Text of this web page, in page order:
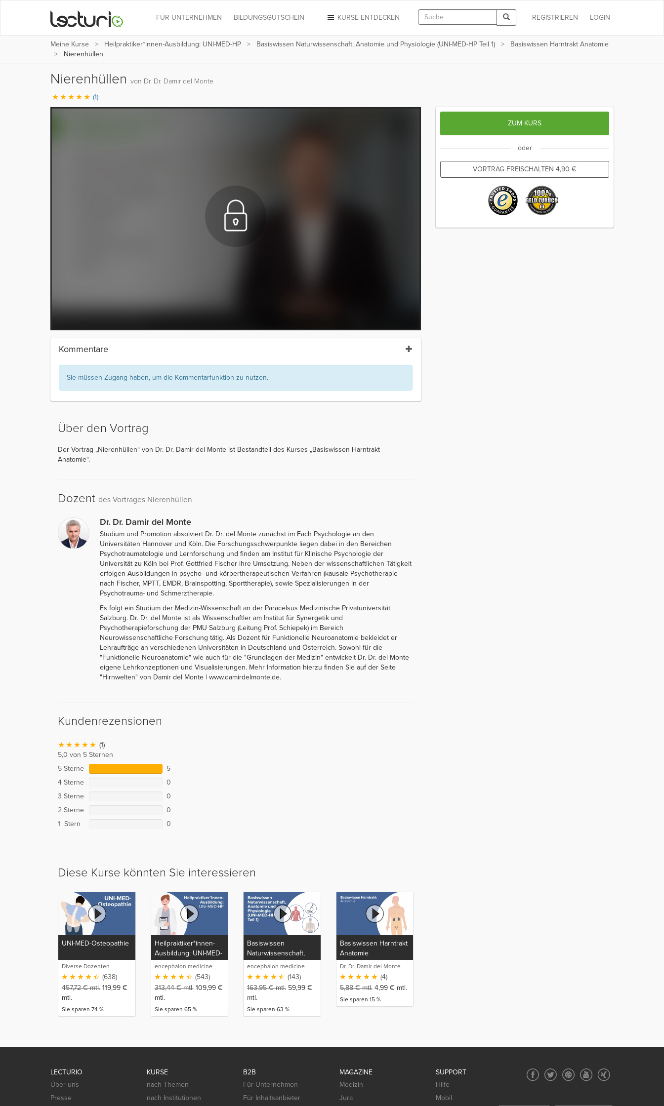
LOGIN
REGISTRIEREN
KURSE ENTDECKEN
FÜR UNTERNEHMEN BILDUNGSGUTSCHEIN
Meine Kurse Heilpraktiker*innen-Ausbildung: UNI-MED-HP Basiswissen Naturwissenschaft, Anatomie und Physiologie (UNI-MED-HP Teil 1)
Basiswissen Harntrakt Anatomie
Nierenhüllen
Nierenhüllen von Dr. Dr. Damir del Monte
(1)
Kommentare
Sie müssen Zugang haben, um die Kommentarfunktion zu nutzen.
Über den Vortrag
Der Vortrag „Nierenhüllen“ von Dr. Dr. Damir del Monte ist Bestandteil des Kurses „Basiswissen Harntrakt
Anatomie“.
Dozent des Vortrages Nierenhüllen
Dr. Dr. Damir del Monte
Studium und Promotion absolviert Dr. Dr. del Monte zunächst im Fach Psychologie an den
Universitäten Hannover und Köln. Die Forschungsschwerpunkte liegen dabei in den Bereichen
Psychotraumatologie und Lernforschung und finden am Institut für Klinische Psychologie der
Universität zu Köln bei Prof. Gottfried Fischer ihre Umsetzung. Neben der wissenschaftlichen Tätigkeit
erfolgen Ausbildungen in psycho- und körpertherapeutischen Verfahren (kausale Psychotherapie
nach Fischer, MPTT, EMDR, Brainspotting, Sporttherapie), sowie Spezialisierungen in der
Psychotrauma- und Schmerztherapie.
Es folgt ein Studium der Medizin-Wissenschaft an der Paracelsus Medizinische Privatuniversität
Salzburg. Dr. Dr. del Monte ist als Wissenschaftler am Institut für Synergetik und
Psychotherapieforschung der PMU Salzburg (Leitung Prof. Schiepek) im Bereich
Neurowissenschaftliche Forschung tätig. Als Dozent für Funktionelle Neuroanatomie bekleidet er
Lehraufträge an verschiedenen Universitäten in Deutschland und Österreich. Sowohl für die
"Funktionelle Neuroanatomie" wie auch für die "Grundlagen der Medizin" entwickelt Dr. Dr. del Monte
eigene Lehrkonzeptionen und Visualisierungen. Mehr Information hierzu finden Sie auf der Seite
"Hirnwelten" von Damir del Monte | www.damirdelmonte.de.
Kundenrezensionen
(1)
5,0 von 5 Sternen
5 Sterne
5
4 Sterne
0
3 Sterne
0
2 Sterne
0
1 Stern
0
Diese Kurse könnten Sie interessieren
UNI-MED-Osteopathie
Diverse Dozenten
(638)
457,72€mtl. 119,99 €
mtl.
Sie sparen 74 %
Heilpraktiker*innen-
Ausbildung: UNI-MED-
encephalon medicine
media production GmbH
(543)
313,44€mtl. 109,99 €
mtl.
Sie sparen 65 %
Basiswissen
Naturwissenschaft,
Anatomie und
Physiologie (UNI-MED-
encephalon medicine
media production GmbH
(143)
163,95€mtl. 59,99 €
mtl.
Sie sparen 63 %
Basiswissen Harntrakt
Anatomie
Dr. Dr. Damir del Monte
(4)
5,88€mtl. 4,99 € mtl.
Sie sparen 15 %
ZUM KURS
oder
VORTRAG FREISCHALTEN 4,90 €
LECTURIO
Über uns
Presse
KURSE
nach Themen
nach Institutionen
B2B
Für Unternehmen
Für Inhaltsanbieter
MAGAZINE
Medizin
Jura
SUPPORT
Hilfe
Mobil